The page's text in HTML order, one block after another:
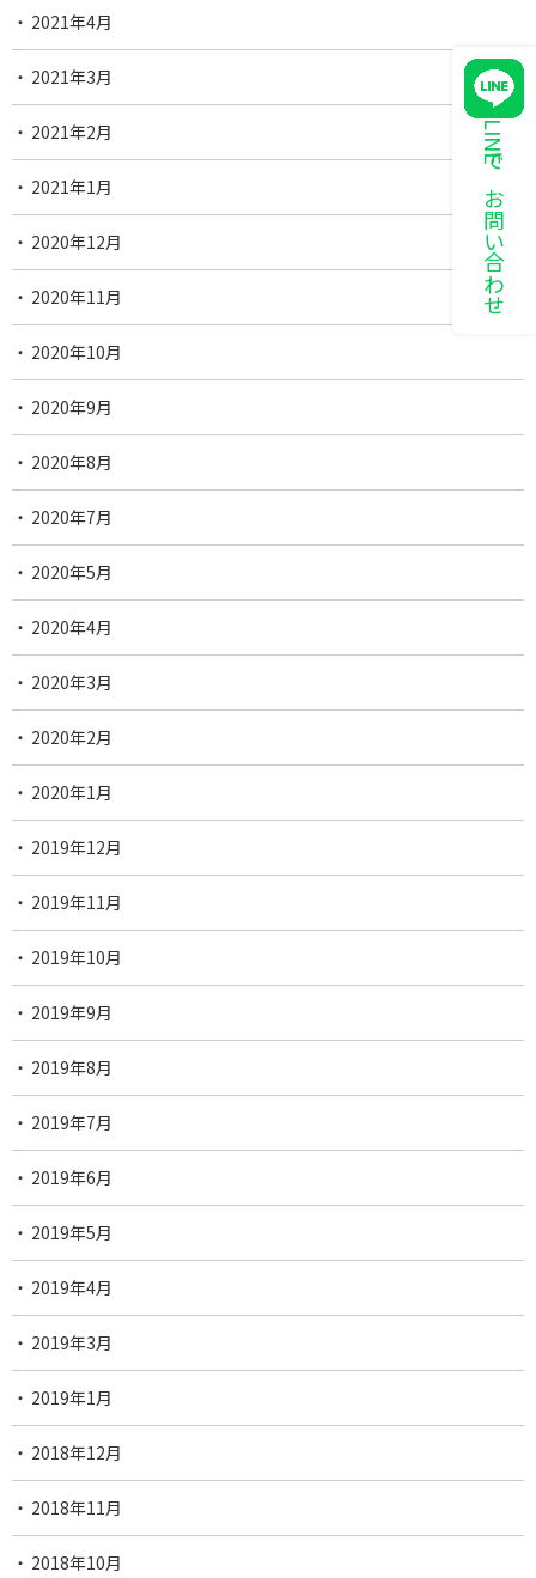
LINEでお問い合わせ
2021年4月
2021年3月
2021年2月
2021年1月
2020年12月
2020年11月
2020年10月
2020年9月
2020年8月
2020年7月
2020年5月
2020年4月
2020年3月
2020年2月
2020年1月
2019年12月
2019年11月
2019年10月
2019年9月
2019年8月
2019年7月
2019年6月
2019年5月
2019年4月
2019年3月
2019年1月
2018年12月
2018年11月
2018年10月